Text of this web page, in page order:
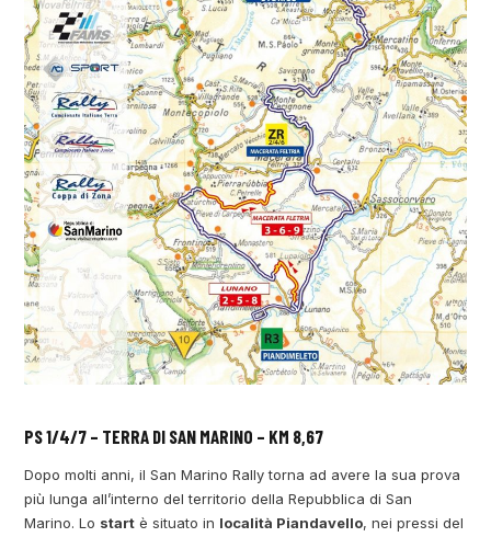
PS 1/4/7 – TERRA DI SAN MARINO – KM 8,67
Dopo molti anni, il San Marino Rally torna ad avere la sua prova
più lunga all’interno del territorio della Repubblica di San
Marino. Lo start è situato in località Piandavello, nei pressi del